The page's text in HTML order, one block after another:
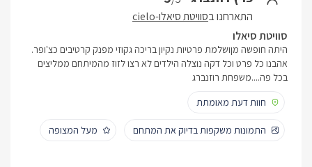
התארחנו בסוויטת סיאלו-cielo
סוויטת סיאלו
היתה חופשה מןושלמת פרטיות נקיון בריכה גקוזי מפנק קרטיבים כצ'ופר.
אהבנו כל פרט וכל דקה נוצלה הילדים לא רצו לזוז מהמיתחם ממליצים
בכל פה....משפחת רוזנברג
חוות דעת מאומתת
התמונות משקפות בדיוק את המתחם מעל המצופה